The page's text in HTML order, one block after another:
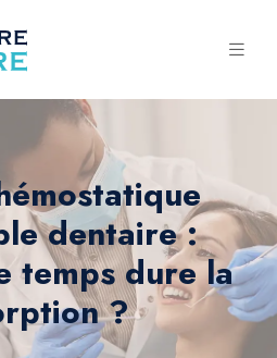
dentaire :
temps dure la
?